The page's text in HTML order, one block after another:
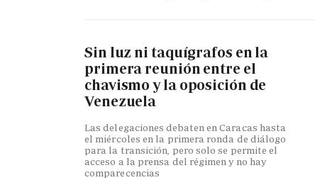
Sin luz ni taquígrafos en la
primera reunión entre el
chavismo y la oposición de
Venezuela
Las delegaciones debaten en Caracas hasta
el miércoles en la primera ronda de diálogo
para la transición, pero solo se permite el
acceso a la prensa del régimen y no hay
comparecencias